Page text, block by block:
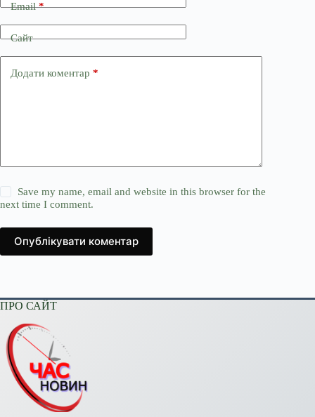
Email*
Сайт
Додати коментар *
Save my name, email and website in this browser for the
next time I comment.
Опублікувати коментар
ПРО САЙТ